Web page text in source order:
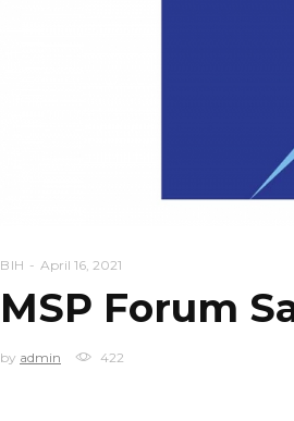
BIH April 16, 2021
MSP Forum
by admin 422